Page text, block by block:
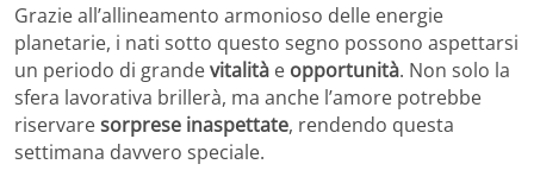
Grazie all’allineamento armonioso delle energie
planetarie, i nati sotto questo segno possono aspettarsi
un periodo di grandevitalità e opportunità. Non solo la
sfera lavorativa brillerà, ma anche l’amore potrebbe
riservaresorprese inaspettate, rendendo questa
settimana davvero speciale.